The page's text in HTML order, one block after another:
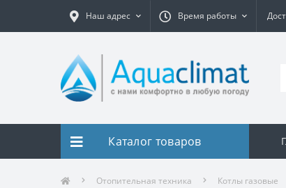
Наш адрес Время работы
Каталог товаров
Отопительная техника Котлы газовые